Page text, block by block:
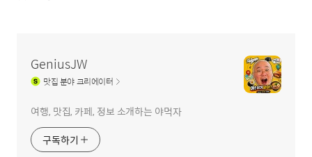
GeniusJW
맛집분야 크리에이터
여행, 맛집, 카페, 정보 소개하는 야먹자
구독하기